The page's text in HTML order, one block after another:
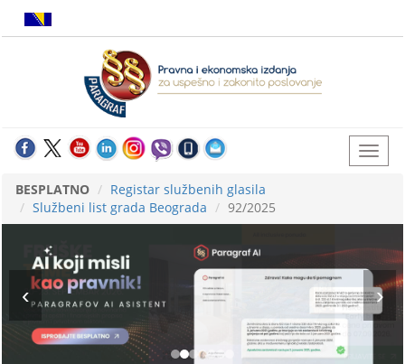
BESPLATNO
Registar službenih glasila
Službeni list grada Beograda
92/2025